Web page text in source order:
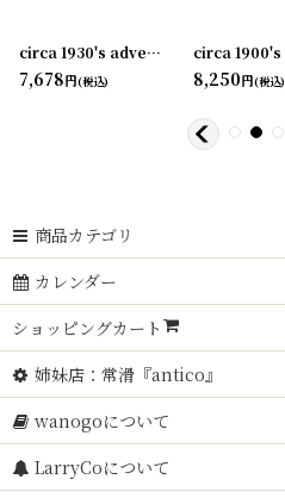
02] circa 1930's advertising clip THE F.BISSELL COMPANY TOLEDO
7,678円(税込) 8,250円(税込)
商品カテゴリ
カレンダー
ショッピングカート
姉妹店：常滑『antico』
wanogoについて
LarryCoについて